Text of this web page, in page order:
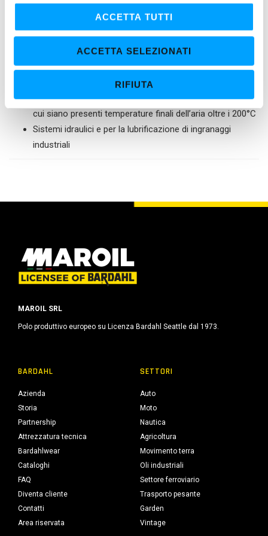
ACCETTA TUTTI
ACCETTA SELEZIONATI
RIFIUTA
IDEALE PER
Lubrificare i compressori alternativi a pistone e rotativi
sia a vite che a palette e particolarmente adatti nei casi in
cui siano presenti temperature finali dell’aria oltre i 200°C
Sistemi idraulici e per la lubrificazione di ingranaggi
industriali
MAROIL SRL
Polo produttivo europeo su Licenza Bardahl Seattle dal 1973.
BARDAHL
Azienda
Storia
Partnership
Attrezzatura tecnica
Bardahlwear
Cataloghi
FAQ
Diventa cliente
Contatti
Area riservata
SETTORI
Auto
Moto
Nautica
Agricoltura
Movimento terra
Oli industriali
Settore ferroviario
Trasporto pesante
Garden
Vintage